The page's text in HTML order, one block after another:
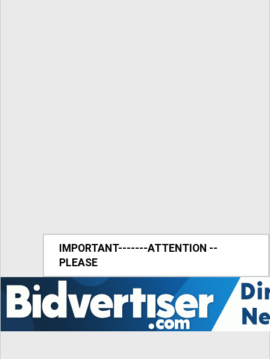
IMPORTANT-------ATTENTION --
PLEASE